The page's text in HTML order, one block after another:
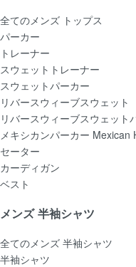
全てのメンズ トップス
パーカー
トレーナー
スウェットトレーナー
スウェットパーカー
リバースウィーブスウェット
リバースウィーブスウェット
メキシカンパーカー Mexican
セーター
カーディガン
ベスト
メンズ 半袖シャツ
全てのメンズ 半袖シャツ
半袖シャツ